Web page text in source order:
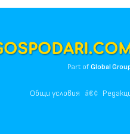
Part ofGlobal
Общи условия